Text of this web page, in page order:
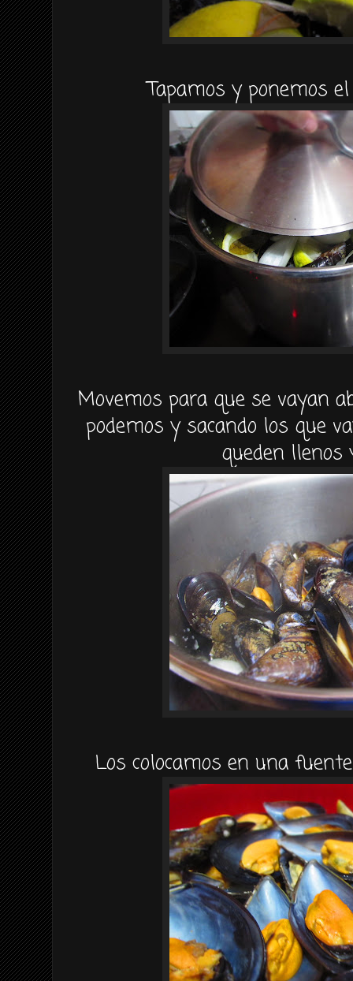
Tapamos y ponemos
Movemos para que se vayan
podemos y sacando los que
queden llenos
Los colocamos en una